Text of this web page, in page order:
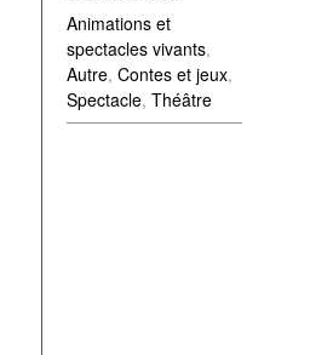
Animations et
spectacles vivants,
Autre, Contes et jeux,
Spectacle, Théâtre